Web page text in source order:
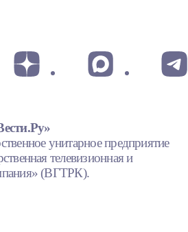
унитарное предприятие
телевизионная и
(ВГТРК).